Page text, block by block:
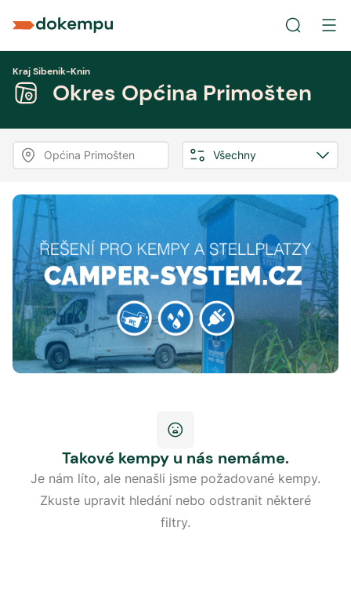
Kraj Sibenik-Knin
Okres Općina Primošten
Općina Primošten Všechny
Takové kempy u nás nemáme.
Je nám líto, ale nenašli jsme požadované kempy.
Zkuste upravit hledání nebo odstranit některé
filtry.